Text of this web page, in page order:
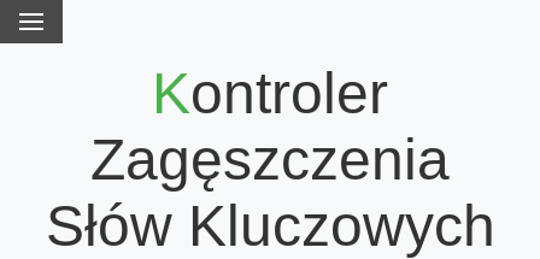
Kontroler
Zagęszczenia
Słów Kluczowych